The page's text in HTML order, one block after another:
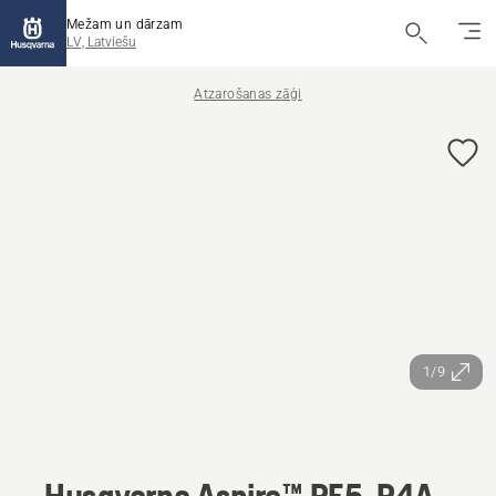
Mežam un dārzam
LV, Latviešu
Atzarošanas zāģi
1/9